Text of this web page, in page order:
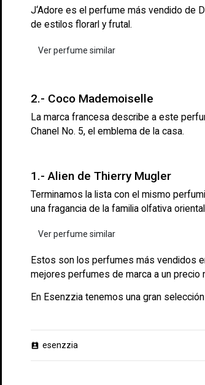
J‘Adore es el perfume más vendido de
de estilos florarl y frutal.
Ver perfume similar
2.- Coco Mademoiselle
La marca francesa describe a este
Chanel No. 5, el emblema de la casa.
1.- Alien de Thierry Mugler
Terminamos la lista con el mismo
una fragancia de la familia olfativa
Ver perfume similar
Estos son los perfumes más vendidos
mejores perfumes de marca a un precio
En Esenzzia tenemos una gran
perm_contact_calendar esenzzia